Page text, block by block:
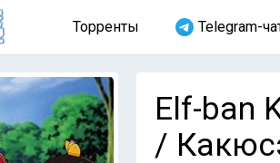
Торренты Telegram-
Elf-ban
/